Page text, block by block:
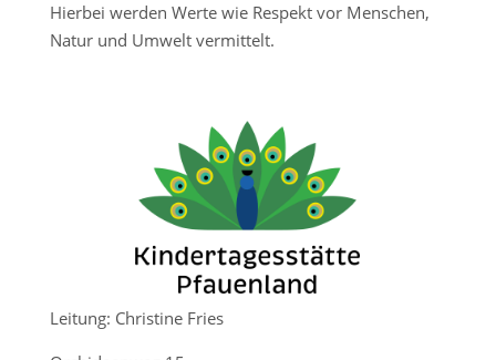
Hierbei werden Werte wie Respekt vor Menschen,
Natur und Umwelt vermittelt.
Leitung: Christine Fries